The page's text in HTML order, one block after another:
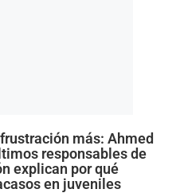
más: Ahmed
responsables de
explican por qué
en juveniles